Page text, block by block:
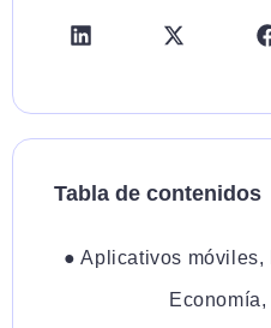
Tabla de contenidos
● Aplicativos móviles,
Economía,